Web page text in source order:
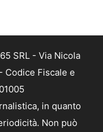
SRL - Via Nicola
Codice Fiscale e
in quanto
Non può